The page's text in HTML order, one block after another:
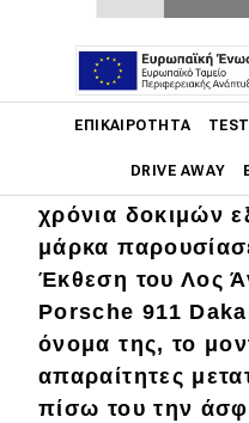
ΕΠΙΚΑΙΡΌΤΗΤΑ
DRIVE AWAY
Main navigation
Επικαιρότητα
Νέα μοντέλα
Πρωτότυπα
Ελλάδα
Μετά από
χρόνια δοκιμών
μάρκα
Έκθεση του Λος
Porsche 911
όνομα της, το
απαραίτητες
πίσω του την